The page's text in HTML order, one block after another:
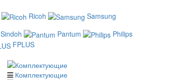
Ricoh
Samsung
Sindoh Pantum
Philips
FPLUS
Комплектующие